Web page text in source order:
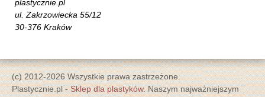
plastycznie.pl
ul. Zakrzowiecka 55/12
30-376 Kraków
(c) 2012-2026 Wszystkie prawa zastrzeżone.
Plastycznie.pl -Sklep dla plastyków. Naszym najważniejszym